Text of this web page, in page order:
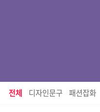
전체 디자인문구 패션잡화